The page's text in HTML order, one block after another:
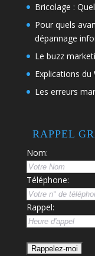
Bricolage :
Pour quels
dépannage
Le buzz
Explications du
Les erreurs
RAPPEL
Nom:
Téléphone:
Rappel: